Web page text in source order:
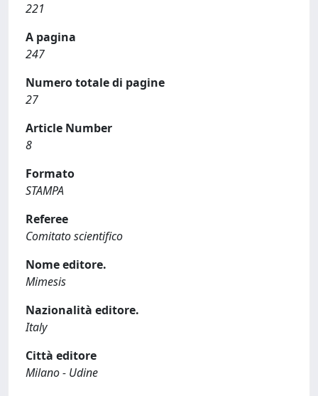
221
A pagina
247
Numero totale di pagine
27
Article Number
8
Formato
STAMPA
Referee
Comitato scientifico
Nome editore.
Mimesis
Nazionalità editore.
Italy
Città editore
Milano - Udine